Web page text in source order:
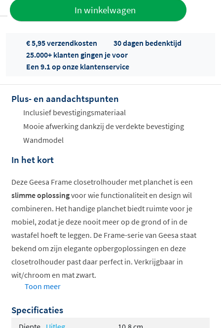
In winkelwagen
Offertes
ophalen...
€ 5,95 verzendkosten
30 dagen bedenktijd
25.000+ klanten gingen je voor
Een 9.1 op onze klantenservice
Plus- en aandachtspunten
Inclusief bevestigingsmateriaal
Mooie afwerking dankzij de verdekte bevestiging
Wandmodel
In het kort
Deze Geesa Frame closetrolhouder met planchet is een
slimme oplossingvoor wie functionaliteit en design wil
combineren. Het handige planchet biedt ruimte voor je
mobiel, zodat je deze nooit meer op de grond of in de
wastafel hoeft te leggen. De Frame-serie van Geesa staat
bekend om zijn elegante opbergoplossingen en deze
closetrolhouder past daar perfect in. Verkrijgbaar in
wit/chroom en mat zwart.
Verchroomd messing frame
Hoogwaardig kunststof inzet
Toon meer
Specificaties